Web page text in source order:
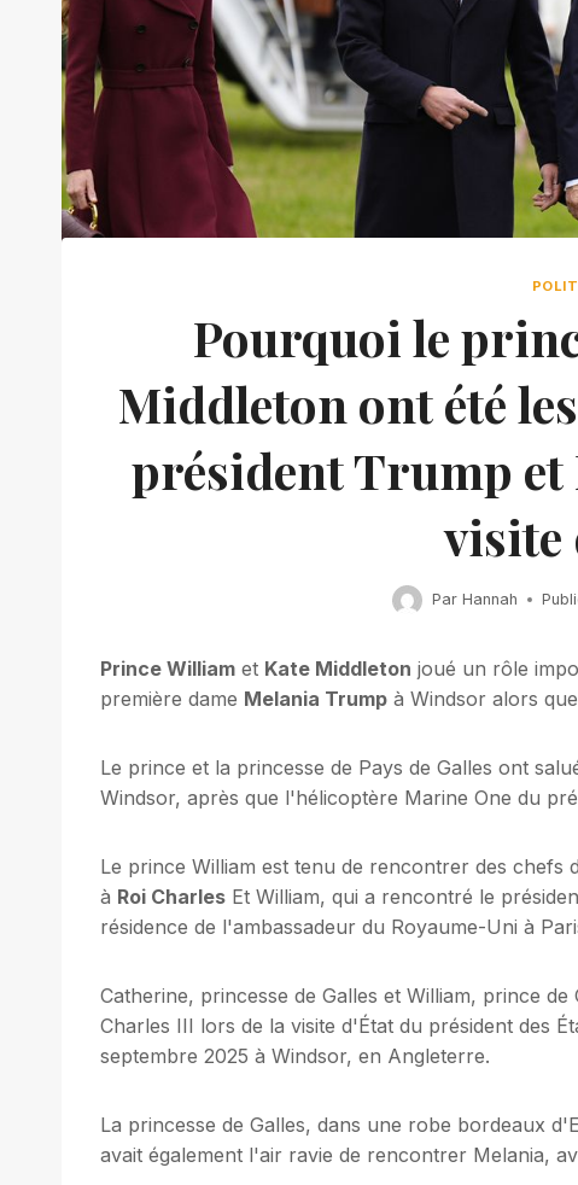
Pourquoi le
Middleton ont été
président Trump
visite
Par Hannah
Prince William et Kate Middleton joué un rôle
première dame Melania Trump à Windsor alors
Le prince et la princesse de Pays de Galles ont
Windsor, après que l'hélicoptère Marine One du
Le prince William est tenu de rencontrer des chefs
à Roi Charles Et William, qui a rencontré le
résidence de l'ambassadeur du Royaume-Uni à
Catherine, princesse de Galles et William, prince
Charles III lors de la visite d'État du président des
septembre 2025 à Windsor, en Angleterre.
La princesse de Galles, dans une robe bordeaux
avait également l'air ravie de rencontrer Melania,